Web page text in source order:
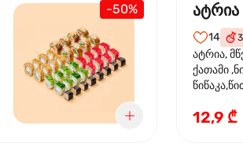
-50%
14 3
ატრია,
ქათამი
სოუსი,
12,9 ₾